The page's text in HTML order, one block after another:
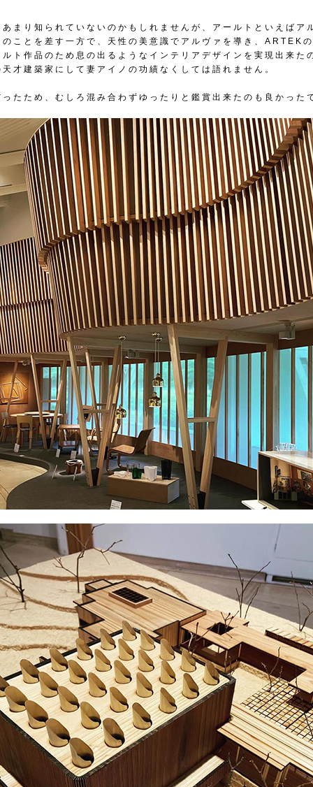
あまり知られていないのかもしれませんが、アールトといえばア
のことを差す一方で、天性の美意識でアルヴァを導き、ARTEK
ルト作品のため息の出るようなインテリアデザインを実現出来た
才建築家にして妻アイノの功績なくしては語れません。
ったため、むしろ混み合わずゆったりと鑑賞出来たのも良かった